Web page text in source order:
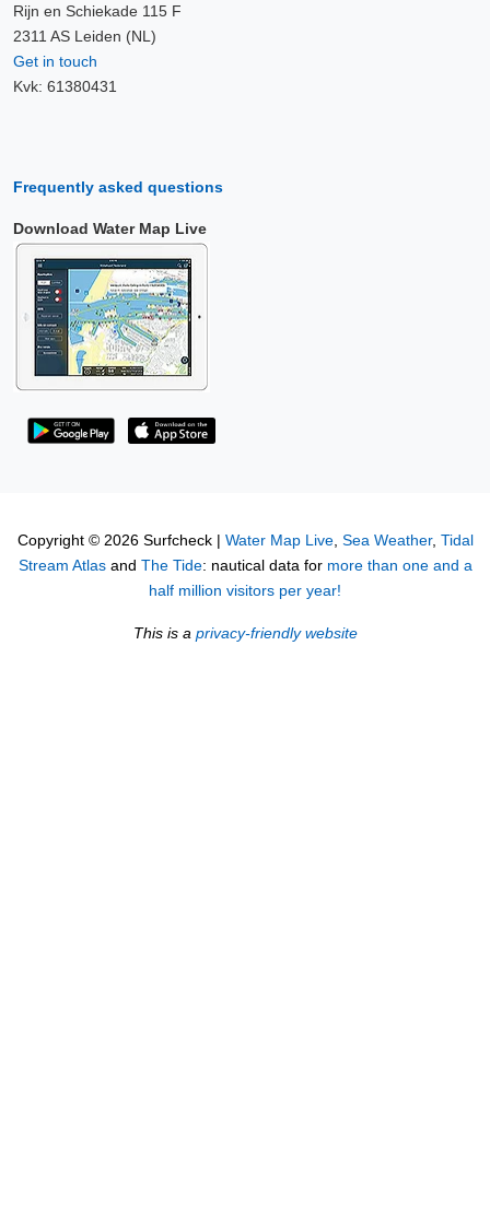
Rijn en Schiekade 115 F
2311 AS Leiden (NL)
Get in touch
Kvk: 61380431
Frequently asked questions
Download Water Map Live
Copyright © 2026 Surfcheck | Water Map Live, Sea Weather, Tidal
Stream Atlasand The Tide: nautical data for more than one and a
half million visitors per year!
This is a privacy-friendly website